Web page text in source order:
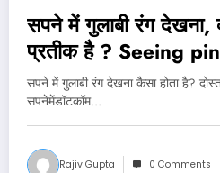
सपने में गुलाबी रंग देखना,
प्रतीक है ? Seeing
Hindi
सपने में गुलाबी रंग देखना कैसा होता है?
सपनेमेंडॉटकॉम…
Rajiv Gupta 0 Comments